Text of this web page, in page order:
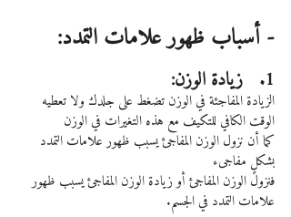
- أسباب ظهور علامات التمدد:
1.   زيادة الوزن:
الزيادة المفاجئة في الوزن تضغط على جلدك ولا تعطيه
الوقت الكافي للتكيف مع هذه التغيرات في الوزن
كما أن نزول الوزن المفاجئ يسبب ظهور علامات التمدد
بشكلٍ مفاجىء
فنزول الوزن المفاجئ أو زيادة الوزن المفاجئ يسبب ظهور
علامات التمدد في الجسم.